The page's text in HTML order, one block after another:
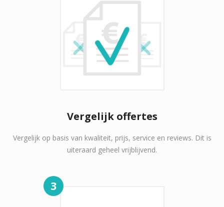
Vergelijk offertes
Vergelijk op basis van kwaliteit, prijs, service en reviews. Dit is
uiteraard geheel vrijblijvend.
3